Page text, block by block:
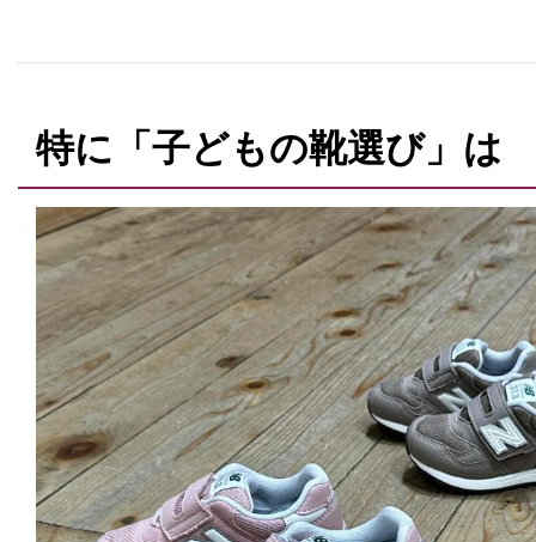
特に「子どもの靴選び」は